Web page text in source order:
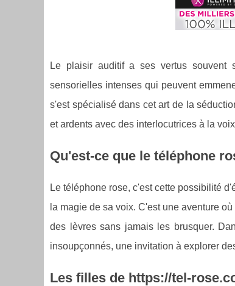
Le plaisir auditif a ses vertus souvent
sensorielles intenses qui peuvent
s'est spécialisé dans cet art de la
et ardents avec des interlocutrices à la
Qu'est-ce que le téléphone
Le téléphone rose, c'est cette possibilité
la magie de sa voix. C'est une aventure
des lèvres sans jamais les brusquer.
insoupçonnés, une invitation à explorer
Les filles de https://tel-